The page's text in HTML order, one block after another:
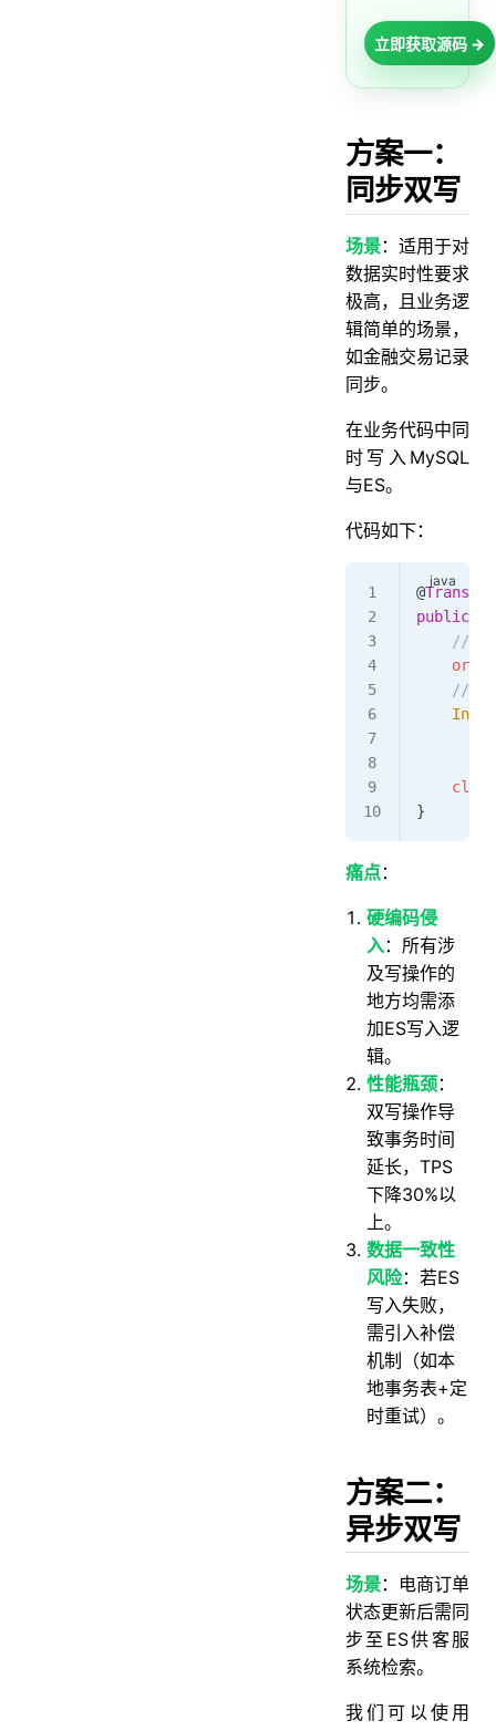
立即获取源码 →
方案一：
同步双写
场景：适用于对
数据实时性要求
极高，且业务逻
辑简单的场景，
如金融交易记录
同步。
在业务代码中同
时写入MySQL
与ES。
代码如下：
@
public
//
//
}
痛点：
硬编码侵
入：所有涉
及写操作的
地方均需添
加ES写入逻
辑。
性能瓶颈：
双写操作导
致事务时间
延长，TPS
下降30%以
上。
数据一致性
风险：若ES
写入失败，
需引入补偿
机制（如本
地事务表+定
时重试）。
方案二：
异步双写
场景：电商订单
状态更新后需同
步至ES供客服
系统检索。
我们可以使用